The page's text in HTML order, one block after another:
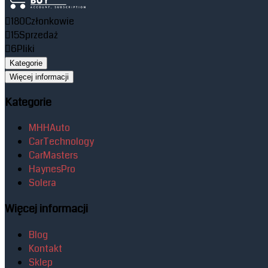
180Członkowie
15Sprzedaż
6Pliki
Kategorie
Więcej informacji
Kategorie
MHHAuto
CarTechnology
CarMasters
HaynesPro
Solera
Więcej informacji
Blog
Kontakt
Sklep